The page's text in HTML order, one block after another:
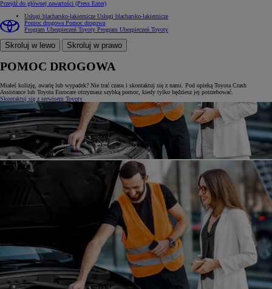
Przejdź do głównej zawartości (Press Enter)
Usługi blacharsko-lakiernicze Usługi blacharsko-lakiernicze
Pomoc drogowa Pomoc drogowa
Program Ubezpieczeń Toyoty Program Ubezpieczeń Toyoty
Skroluj w lewo Skroluj w prawo
POMOC DROGOWA
Miałeś kolizję, awarię lub wypadek? Nie trać czasu i skontaktuj się z nami. Pod opieką Toyota Crash
Assistance lub Toyota Eurocare otrzymasz szybką pomoc, kiedy tylko będziesz jej potrzebować.
Skontaktuj się z serwisem Toyoty